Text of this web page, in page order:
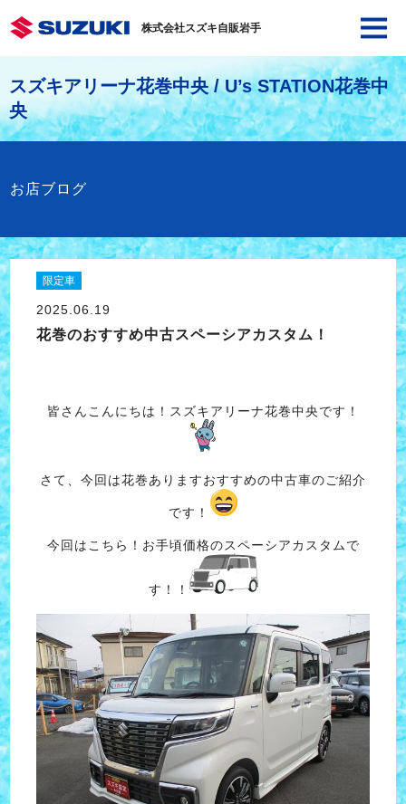
株式会社スズキ自販岩手
スズキアリーナ花巻中央 / U’s STATION花巻中
央
お店ブログ
限定車
2025.06.19
花巻のおすすめ中古スペーシアカスタム！
皆さんこんにちは！スズキアリーナ花巻中央です！
さて、今回は花巻ありますおすすめの中古車のご紹介
です！
今回はこちら！お手頃価格のスペーシアカスタムで
す！！